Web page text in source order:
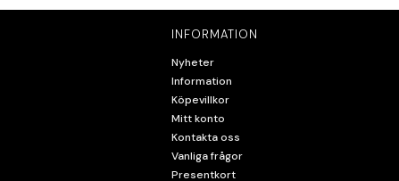
INFORMATION
Nyheter
Information
Köpevillkor
Mitt konto
Kontakta oss
Vanliga frågor
Presentkort